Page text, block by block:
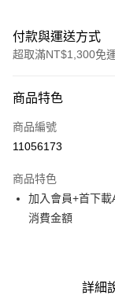
付款與運送方式
超取滿NT$1,300免
信用卡一次付款
超商取貨付款
Apple Pay
悠遊付
商品特色
商品編號
11056173
商品特色
加入會員+首下
消費金額
詳細